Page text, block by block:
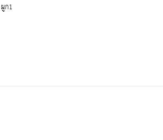
ก1